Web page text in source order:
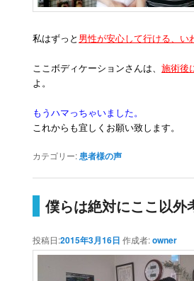
私はずっと 男性が安心して行ける、
ここボディケーションさんは、施術後
よ。
もうハマっちゃいました。
これからも宜しくお願い致します。
カテゴリー:患者様の声
僕らは絶対にここ以外
投稿日:2015年3月16日 作成者:owner